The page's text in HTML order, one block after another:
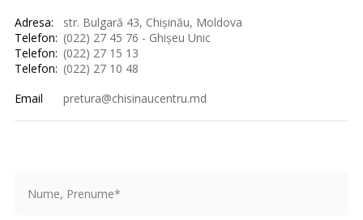
Adresa:
str. Bulgară 43, Chișinău, Moldova
Telefon: (022) 27 45 76 - Ghișeu Unic
Telefon: (022) 27 15 13
Telefon: (022) 27 10 48
Email
pretura@chisinaucentru.md